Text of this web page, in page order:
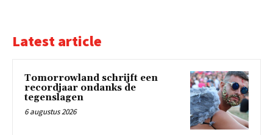
Latest article
Tomorrowland schrijft een
recordjaar ondanks de
tegenslagen
6 augustus 2026